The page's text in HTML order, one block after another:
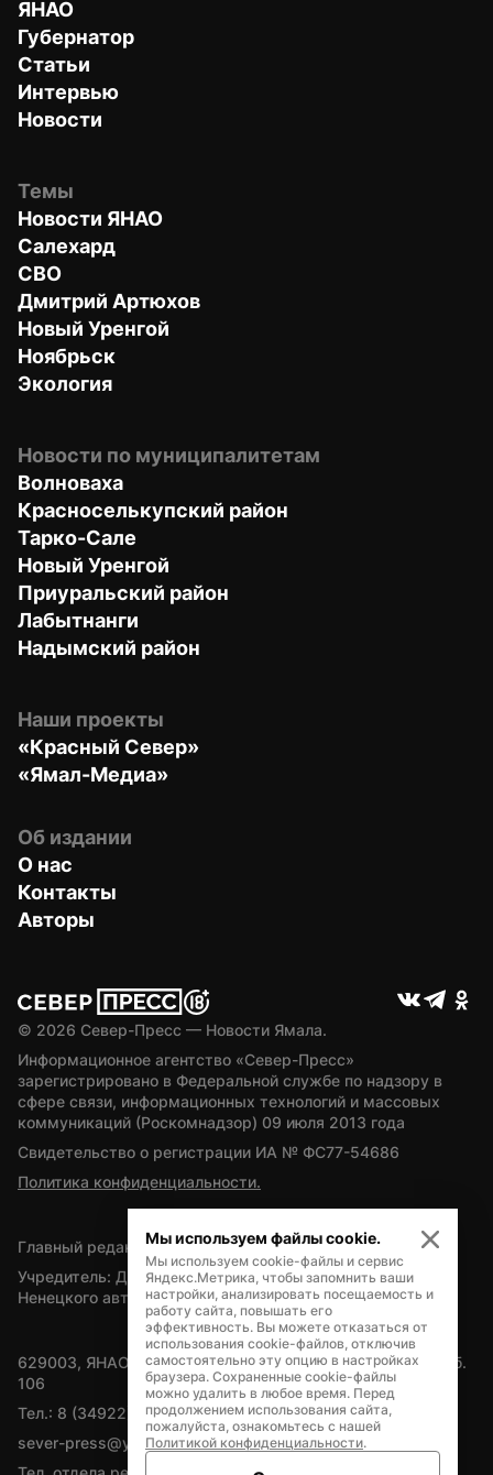
ЯНАО
Губернатор
Статьи
Интервью
Новости
Темы
Новости ЯНАО
Салехард
СВО
Дмитрий Артюхов
Новый Уренгой
Ноябрьск
Экология
Новости по муниципалитетам
Волноваха
Красноселькупский район
Тарко-Сале
Новый Уренгой
Приуральский район
Лабытнанги
Надымский район
Наши проекты
«Красный Север»
«Ямал-Медиа»
Об издании
О нас
Контакты
Авторы
© 2026 Север-Пресс — Новости Ямала.
Информационное агентство «Север-Пресс»
зарегистрировано в Федеральной службе по надзору в
сфере связи, информационных технологий и массовых
коммуникаций (Роскомнадзор) 09 июля 2013 года
Свидетельство о регистрации ИА № ФС77-54686
Политика конфиденциальности.
Главный редактор — А.Л. Поздеев
Учредитель: Департамент внутренней политики Ямало-
Ненецкого автономного округа
629003, ЯНАО, Салехард, мкр. Богдана Кнунянца, д.1, каб.
106
Тел.: 8 (34922) 71262
sever-press@yamal-media.ru
Мы используем файлы cookie.
Мы используем cookie-файлы и сервис
Яндекс.Метрика, чтобы запомнить ваши
настройки, анализировать посещаемость и
работу сайта, повышать его
эффективность. Вы можете отказаться от
использования cookie-файлов, отключив
самостоятельно эту опцию в настройках
браузера. Сохраненные cookie-файлы
можно удалить в любое время. Перед
продолжением использования сайта,
пожалуйста, ознакомьтесь с нашей
Политикой конфиденциальности.